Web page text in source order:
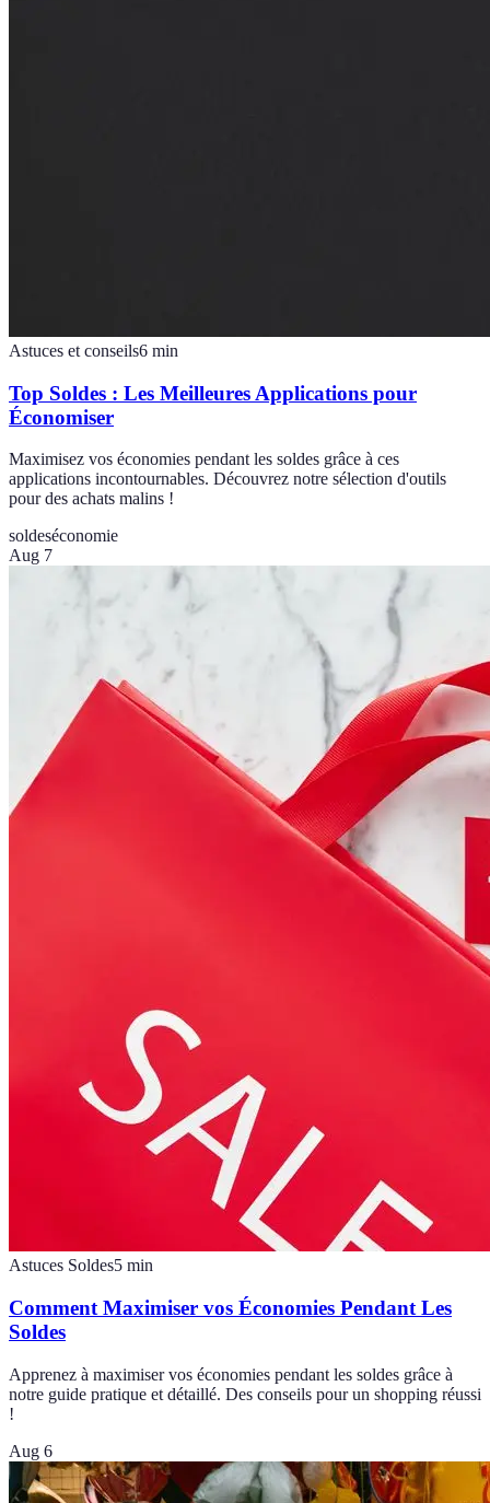
Astuces et conseils6 min
Top Soldes : Les Meilleures Applications pour
Économiser
Maximisez vos économies pendant les soldes grâce à ces
applications incontournables. Découvrez notre sélection d'outils
pour des achats malins !
soldeséconomie
Aug 7
Astuces Soldes5 min
Comment Maximiser vos Économies Pendant Les
Soldes
Apprenez à maximiser vos économies pendant les soldes grâce à
notre guide pratique et détaillé. Des conseils pour un shopping réussi
!
Aug 6